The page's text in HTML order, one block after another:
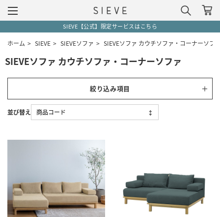
SIEVE【公式】限定サービスはこちら
ホーム > SIEVE > SIEVEソファ > SIEVEソファ カウチソファ・コーナーソフ
SIEVEソファ カウチソファ・コーナーソファ
絞り込み項目